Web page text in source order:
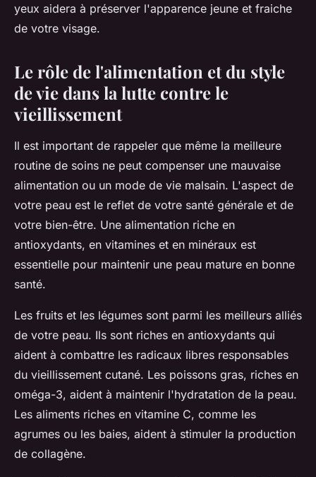
yeux aidera à préserver l'apparence jeune et fraiche
de votre visage.
Le rôle de l'alimentation et du style
de vie dans la lutte contre le
vieillissement
Il est important de rappeler que même la meilleure
routine de soins ne peut compenser une mauvaise
alimentation ou un mode de vie malsain. L'aspect de
votre peau est le reflet de votre santé générale et de
votre bien-être. Une alimentation riche en
antioxydants, en vitamines et en minéraux est
essentielle pour maintenir une peau mature en bonne
santé.
Les fruits et les légumes sont parmi les meilleurs alliés
de votre peau. Ils sont riches en antioxydants qui
aident à combattre les radicaux libres responsables
du vieillissement cutané. Les poissons gras, riches en
oméga-3, aident à maintenir l'hydratation de la peau.
Les aliments riches en vitamine C, comme les
agrumes ou les baies, aident à stimuler la production
de collagène.